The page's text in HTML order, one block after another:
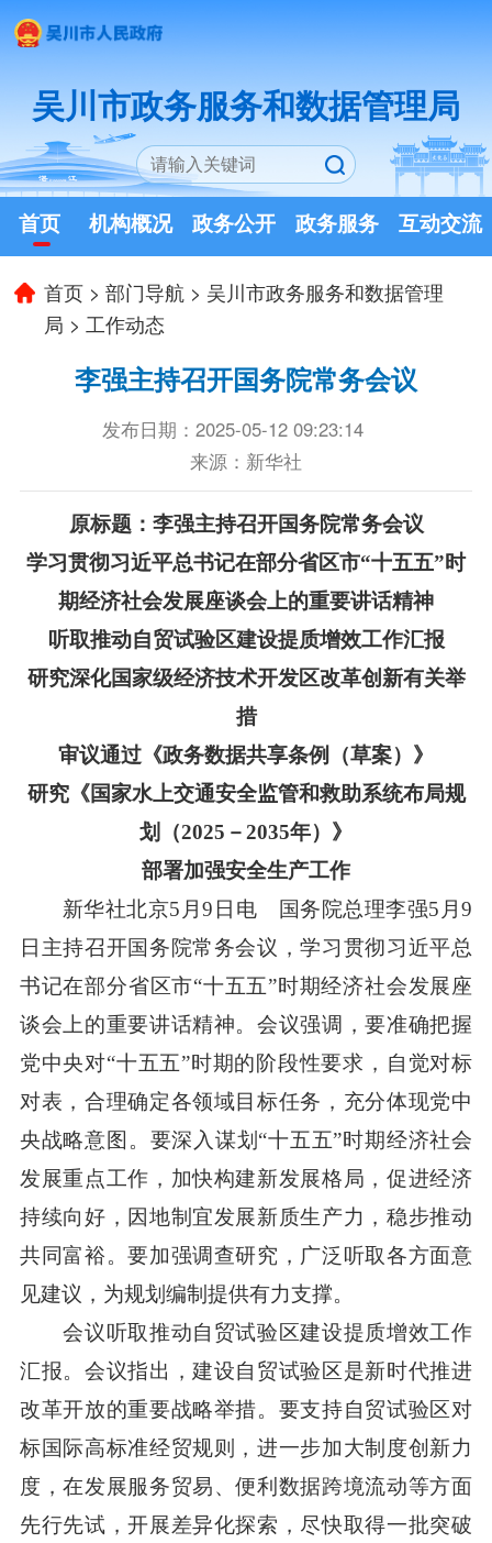
吴川市政务服务和数据管理局
首页 机构概况 政务公开 政务服务 互动交流
首页 >部门导航 > 吴川市政务服务和数据管理
局 > 工作动态
李强主持召开国务院常务会议
发布日期：2025-05-12 09:23:14
来源：新华社
原标题：李强主持召开国务院常务会议
学习贯彻习近平总书记在部分省区市“十五五”时
期经济社会发展座谈会上的重要讲话精神
听取推动自贸试验区建设提质增效工作汇报
研究深化国家级经济技术开发区改革创新有关举
措
审议通过《政务数据共享条例（草案）》
研究《国家水上交通安全监管和救助系统布局规
划（2025－2035年）》
部署加强安全生产工作
新华社北京5月9日电 国务院总理李强5月9
日主持召开国务院常务会议，学习贯彻习近平总
书记在部分省区市“十五五”时期经济社会发展座
谈会上的重要讲话精神。会议强调，要准确把握
党中央对“十五五”时期的阶段性要求，自觉对标
对表，合理确定各领域目标任务，充分体现党中
央战略意图。要深入谋划“十五五”时期经济社会
发展重点工作，加快构建新发展格局，促进经济
持续向好，因地制宜发展新质生产力，稳步推动
共同富裕。要加强调查研究，广泛听取各方面意
见建议，为规划编制提供有力支撑。
会议听取推动自贸试验区建设提质增效工作
汇报。会议指出，建设自贸试验区是新时代推进
改革开放的重要战略举措。要支持自贸试验区对
标国际高标准经贸规则，进一步加大制度创新力
度，在发展服务贸易、便利数据跨境流动等方面
先行先试，开展差异化探索，尽快取得一批突破